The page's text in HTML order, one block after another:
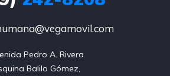
Pedro A. Rivera
Balilo Gómez,